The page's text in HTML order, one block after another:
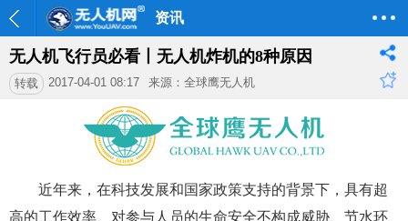
资讯
无人机飞行员必看丨无人机炸机的8种原因
转载 2017-04-01 08:17 来源：全球鹰无人机
近年来，在科技发展和国家政策支持的背景下，具有超
高的工作效率、对参与人员的生命安全不构成威胁、节水环